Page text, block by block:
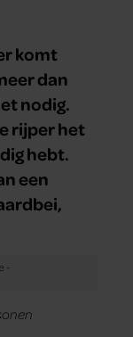
komt
dan
nodig.
rijper het
hebt.
een